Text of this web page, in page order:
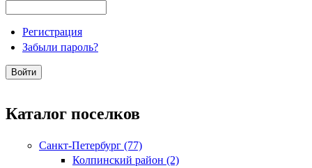
Регистрация
Забыли пароль?
Каталог поселков
Санкт-Петербург (77)
Колпинский район (2)